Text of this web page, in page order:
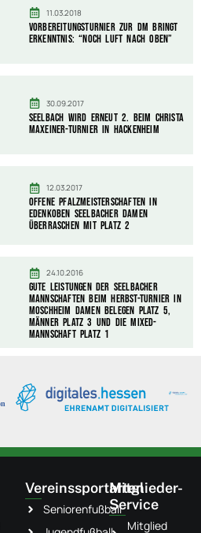
11.03.2018
Vorbereitungsturnier zur DM bringt
Erkenntnis: “Noch Luft nach oben”
30.09.2017
Seelbach wird erneut 2. beim Christa
Maxeiner-Turnier in Hackenheim
12.03.2017
Offene Pfalzmeisterschaften in
Edenkoben Seelbacher Damen
überraschen mit Platz 2
24.10.2016
Gute Leistungen der Seelbacher
Mannschaften beim Herbst-Turnier in
Moschheim Damen belegen Platz 5,
Männer Platz 3 und die Mixed-
Mannschaft Platz 1
Vereinssportarten
Seniorenfußball
Mitglieder-
Service
Mitglied